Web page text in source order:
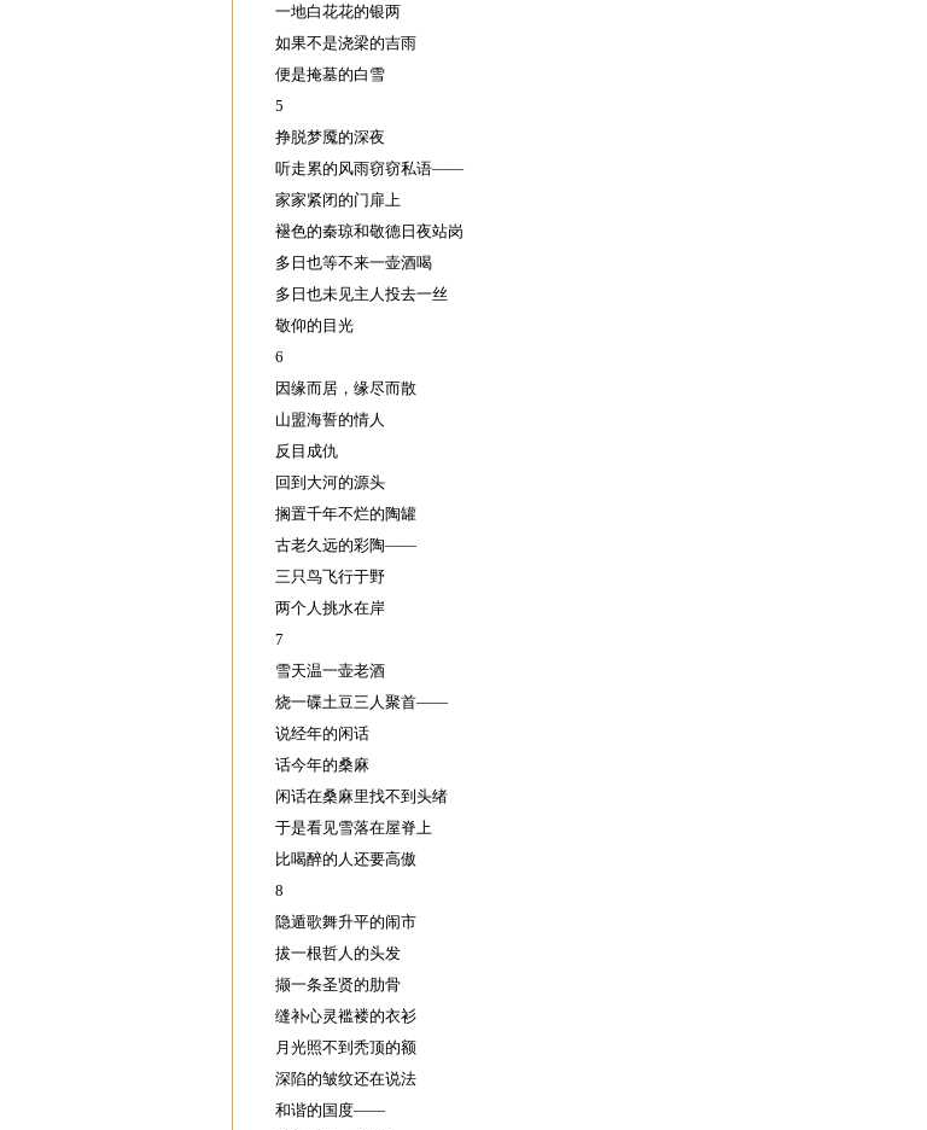
一地白花花的银两
如果不是浇梁的吉雨
便是掩墓的白雪
5
挣脱梦魇的深夜
听走累的风雨窃窃私语——
家家紧闭的门扉上
褪色的秦琼和敬德日夜站岗
多日也等不来一壶酒喝
多日也未见主人投去一丝
敬仰的目光
6
因缘而居，缘尽而散
山盟海誓的情人
反目成仇
回到大河的源头
搁置千年不烂的陶罐
古老久远的彩陶——
三只鸟飞行于野
两个人挑水在岸
7
雪天温一壶老酒
烧一碟土豆三人聚首——
说经年的闲话
话今年的桑麻
闲话在桑麻里找不到头绪
于是看见雪落在屋脊上
比喝醉的人还要高傲
8
隐遁歌舞升平的闹市
拔一根哲人的头发
撷一条圣贤的肋骨
缝补心灵褴褛的衣衫
月光照不到秃顶的额
深陷的皱纹还在说法
和谐的国度——